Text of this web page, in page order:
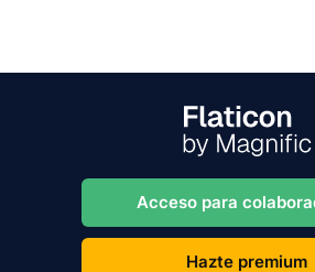
Acceso para
Hazte premium